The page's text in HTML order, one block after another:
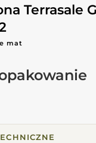
Terrasale
mat